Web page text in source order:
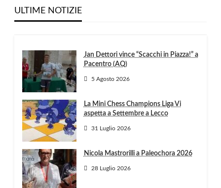
ULTIME NOTIZIE
Jan Dettori vince “Scacchi in Piazza!” a
Pacentro (AQ)
5 Agosto 2026
La Mini Chess Champions Liga Vi
aspetta a Settembre a Lecco
31 Luglio 2026
Nicola Mastrorilli a Paleochora 2026
28 Luglio 2026